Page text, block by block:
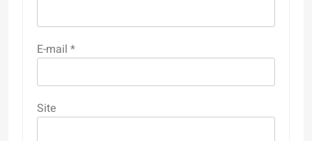
E-mail *
Site